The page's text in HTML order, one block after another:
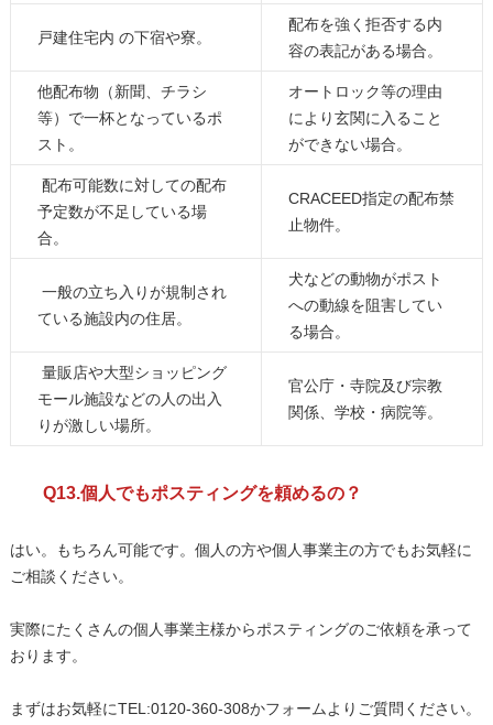
戸建住宅内 の下宿や寮。
配布を強く拒否する内
容の表記がある場合。
他配布物（新聞、チラシ
等）で一杯となっているポ
スト。
オートロック等の理由
により玄関に入ること
ができない場合。
配布可能数に対しての配布
予定数が不足している場
合。
CRACEED指定の配布禁
止物件。
一般の立ち入りが規制され
ている施設内の住居。
犬などの動物がポスト
への動線を阻害してい
る場合。
量販店や大型ショッピング
モール施設などの人の出入
りが激しい場所。
官公庁・寺院及び宗教
関係、学校・病院等。
Q13.個人でもポスティングを頼めるの？
はい。もちろん可能です。個人の方や個人事業主の方でもお気軽に
ご相談ください。
実際にたくさんの個人事業主様からポスティングのご依頼を承って
おります。
まずはお気軽にTEL:0120-360-308かフォームよりご質問ください。